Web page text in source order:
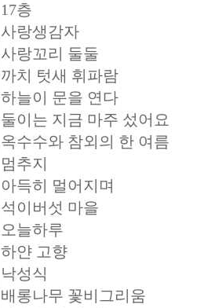
17층
사랑생감자
사랑꼬리 둘둘
까치 텃새 휘파람
하늘이 문을 연다
둘이는 지금 마주 섰어요
옥수수와 참외의 한 여름
멈추지
아득히 멀어지며
석이버섯 마을
오늘하루
하얀 고향
낙성식
배롱나무 꽃비그리움